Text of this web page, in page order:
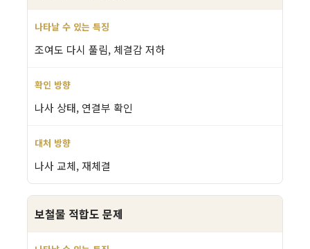
조여도 다시 풀림, 체결감 저하
나사 상태, 연결부 확인
나사 교체, 재체결
보철물 적합도 문제